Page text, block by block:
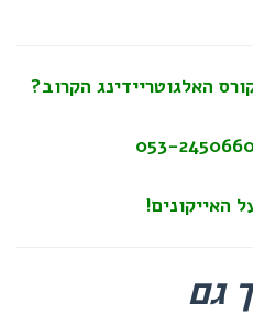
האלגוטריידינג הקרוב?
האייקונים!
גם